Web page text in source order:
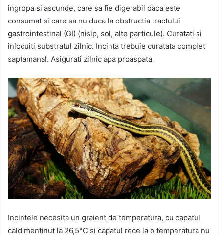
ingropa si ascunde, care sa fie digerabil daca este
consumat si care sa nu duca la obstructia tractului
gastrointestinal (GI) (nisip, sol, alte particule). Curatati si
inlocuiti substratul zilnic. Incinta trebuie curatata complet
saptamanal. Asigurati zilnic apa proaspata.
Incintele necesita un graient de temperatura, cu capatul
cald mentinut la 26,5°C si capatul rece la o temperatura nu